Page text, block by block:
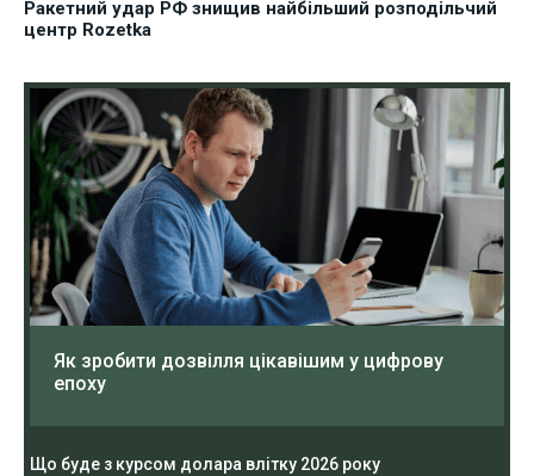
Ракетний удар РФ знищив найбільший розподільчий
центр Rozetka
Як зробити дозвілля цікавішим у цифрову
епоху
Що буде з курсом долара влітку 2026 року